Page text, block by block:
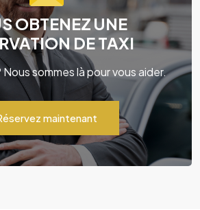
OBTENEZ UNE
DE TAXI
sommes là pour vous aider.
maintenant